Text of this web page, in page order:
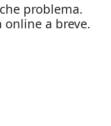
problema.
online a breve.